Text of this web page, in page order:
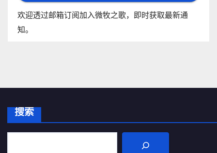
欢迎透过邮箱订阅加入微牧之歌，即时获取最新通
知。
搜索